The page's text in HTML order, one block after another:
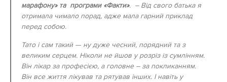
марафону» та програми «Факти». – Від свого батька я
отримала чимало порад, адже мала гарний приклад
перед собою.
Тато і сам такий — ну дуже чесний, порядний та з
великим серцем. Ніколи не йшов у розріз із сумлінням.
Він лікар за професією, а головне – за покликанням.
Він все життя лікував та рятував інших. І навіть у